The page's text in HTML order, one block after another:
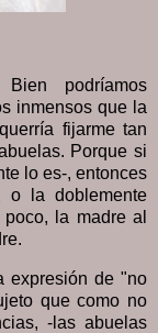
podríamos
inmensos que la
fijarme tan
Porque si
lo es-, entonces
o la doblemente
la madre al
expresión de "no
que como no
-las abuelas